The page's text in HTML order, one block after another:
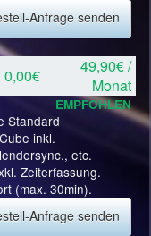
Anfrage senden
0,00€
49,90€ /
Monat
EMPFOHLEN
Standard
inkl.
etc.
Zeiterfassung.
(max. 30min).
Anfrage senden